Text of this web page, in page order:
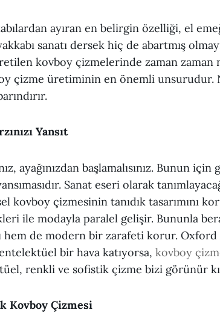
ayıran en belirgin özelliği, el
sanatı dersek hiç de abartmış
kovboy çizmelerinde zaman zaman
çizme üretiminin en önemli unsurudur.
Yansıt
ayağınızdan başlamalısınız. Bunun
Sanat eseri olarak
kovboy çizmesinin tanıdık tasarımını
ile modayla paralel gelişir. Bununla
hem de modern bir zarafeti korur. Oxford
bir hava katıyorsa, kovboy
renkli ve sofistik çizme bizi görünür
Kovboy Çizmesi